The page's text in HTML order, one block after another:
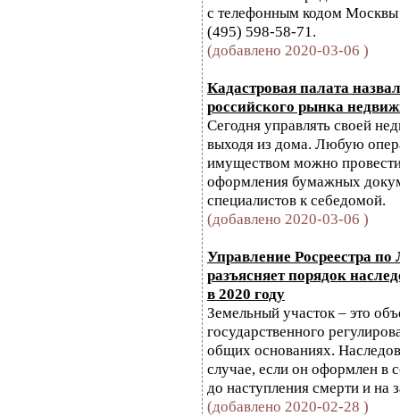
с телефонным кодом
(495) 598-58-71.
(добавлено 2020-03-06 )
Кадастровая палата
российского рынка
Сегодня управлять своей
выходя из дома. Любую
имуществом можно
оформления бумажных
специалистов к себедомой.
(добавлено 2020-03-06 )
Управление Росреестра
разъясняет порядок
в 2020 году
Земельный участок – это
государственного
общих основаниях.
случае, если он оформлен в
до наступления смерти и на
(добавлено 2020-02-28 )